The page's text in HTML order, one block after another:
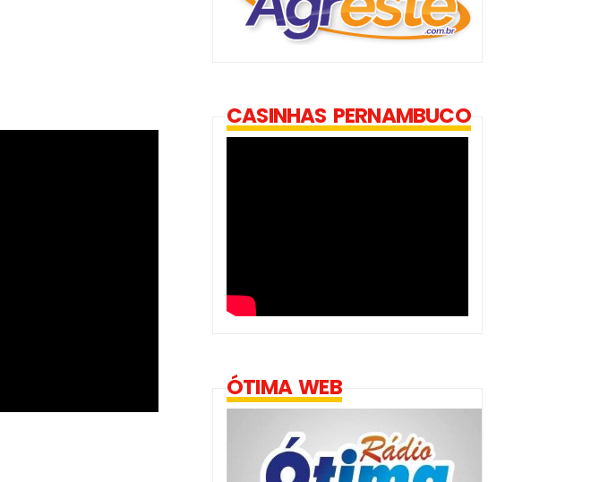
CASINHAS PERNAMBUCO
ÓTIMA WEB